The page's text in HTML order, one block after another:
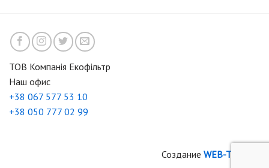
ТОВ Компанія Екофільтр
Наш офис
+38 067 577 53 10
+38 050 777 02 99
Создание WEB-TIME